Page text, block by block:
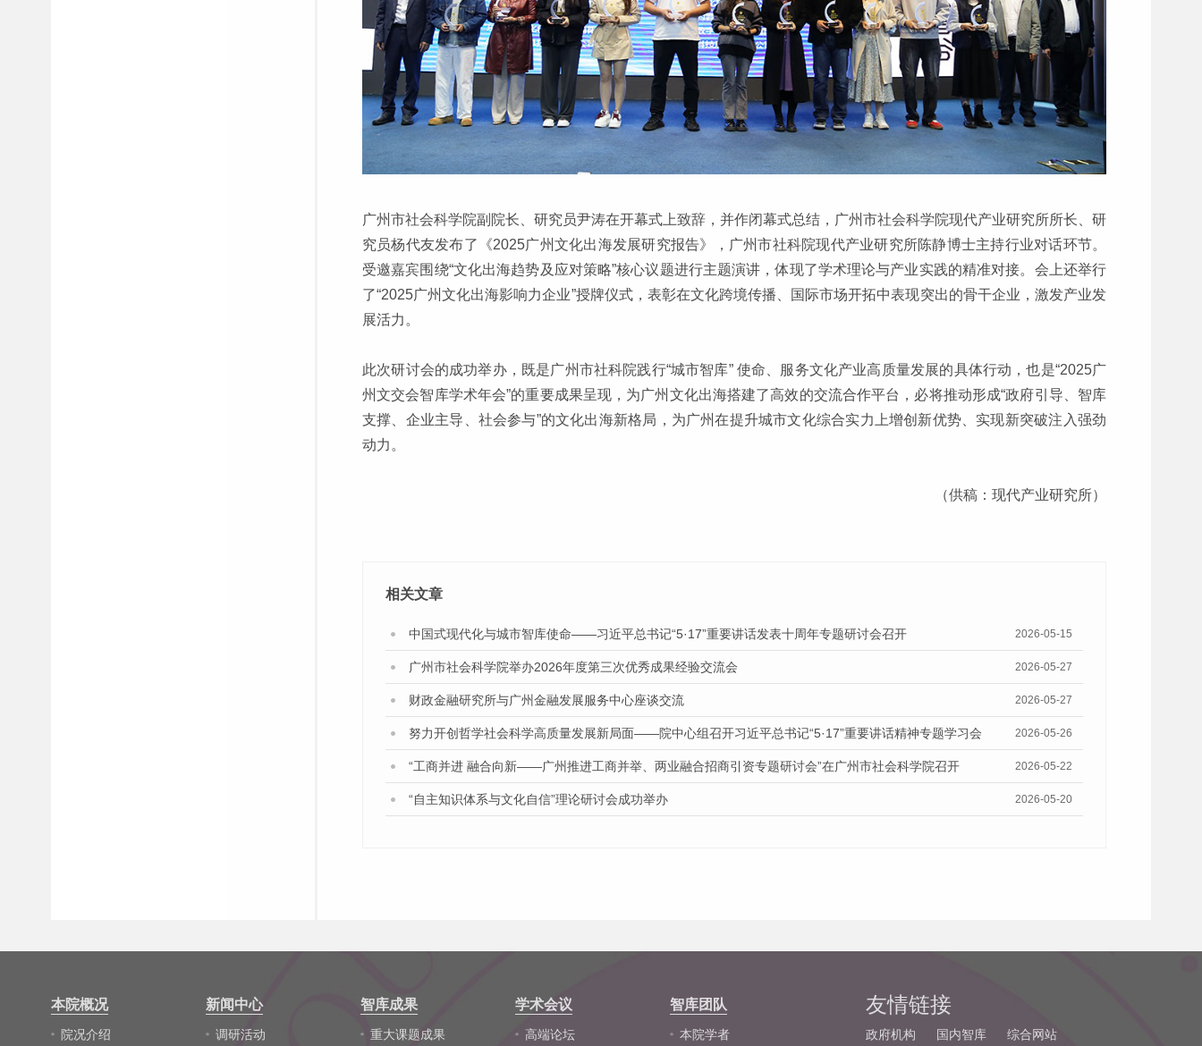
广州市社会科学院副院长、研究员尹涛在开幕式上致辞，并作闭幕式总结，广州市社会科学院现代产业研究所所长、研
究员杨代友发布了《2025广州文化出海发展研究报告》，广州市社科院现代产业研究所陈静博士主持行业对话环节。
受邀嘉宾围绕“文化出海趋势及应对策略”核心议题进行主题演讲，体现了学术理论与产业实践的精准对接。会上还举行
了“2025广州文化出海影响力企业”授牌仪式，表彰在文化跨境传播、国际市场开拓中表现突出的骨干企业，激发产业发
展活力。
此次研讨会的成功举办，既是广州市社科院践行“城市智库” 使命、服务文化产业高质量发展的具体行动，也是“2025广
州文交会智库学术年会”的重要成果呈现，为广州文化出海搭建了高效的交流合作平台，必将推动形成“政府引导、智库
支撑、企业主导、社会参与”的文化出海新格局，为广州在提升城市文化综合实力上增创新优势、实现新突破注入强劲
动力。
（供稿：现代产业研究所）
相关文章
中国式现代化与城市智库使命——习近平总书记“5·17”重要讲话发表十周年专题研讨会召开 2026-05-15
广州市社会科学院举办2026年度第三次优秀成果经验交流会 2026-05-27
财政金融研究所与广州金融发展服务中心座谈交流 2026-05-27
努力开创哲学社会科学高质量发展新局面——院中心组召开习近平总书记“5·17”重要讲话精神专题学习会 2026-05-26
“工商并进 融合向新——广州推进工商并举、两业融合招商引资专题研讨会”在广州市社会科学院召开 2026-05-22
“自主知识体系与文化自信”理论研讨会成功举办 2026-05-20
本院概况
院况介绍
新闻中心
调研活动
智库成果
重大课题成果
学术会议
高端论坛
智库团队
本院学者
友情链接
政府机构 国内智库 综合网站